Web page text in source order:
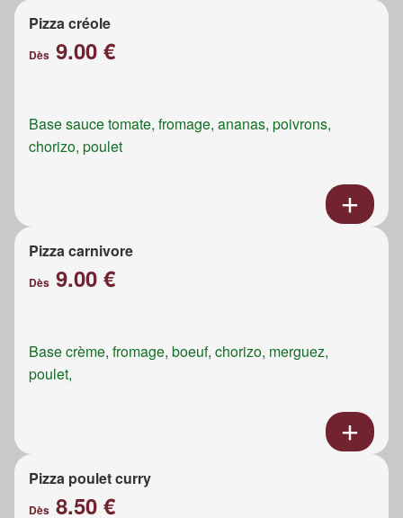
Pizza créole
Dès 9.00 €
Base sauce tomate, fromage, ananas, poivrons,
chorizo, poulet
Pizza carnivore
Dès 9.00 €
Base crème, fromage, boeuf, chorizo, merguez,
poulet,
Pizza poulet curry
Dès 8.50 €